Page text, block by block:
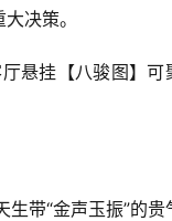
决策。
悬挂【八骏图】可
带“金声玉振”的贵